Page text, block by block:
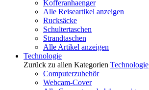
Kofferanhaenger
Alle Reiseartikel anzeigen
Rucksäcke
Schultertaschen
Strandtaschen
Alle Artikel anzeigen
Technologie
Zurück zu allen Kategorien Technologie
Computerzubehör
Webcam-Cover